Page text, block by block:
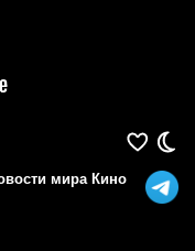
мира Кино